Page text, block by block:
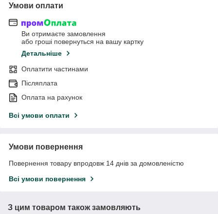
Умови оплати
Ви отримаєте замовлення
або гроші повернуться на вашу картку
Детальніше
Оплатити частинами
Післяплата
Оплата на рахунок
Всі умови оплати
Умови повернення
Повернення товару впродовж 14 днів за домовленістю
Всі умови повернення
З цим товаром також замовляють